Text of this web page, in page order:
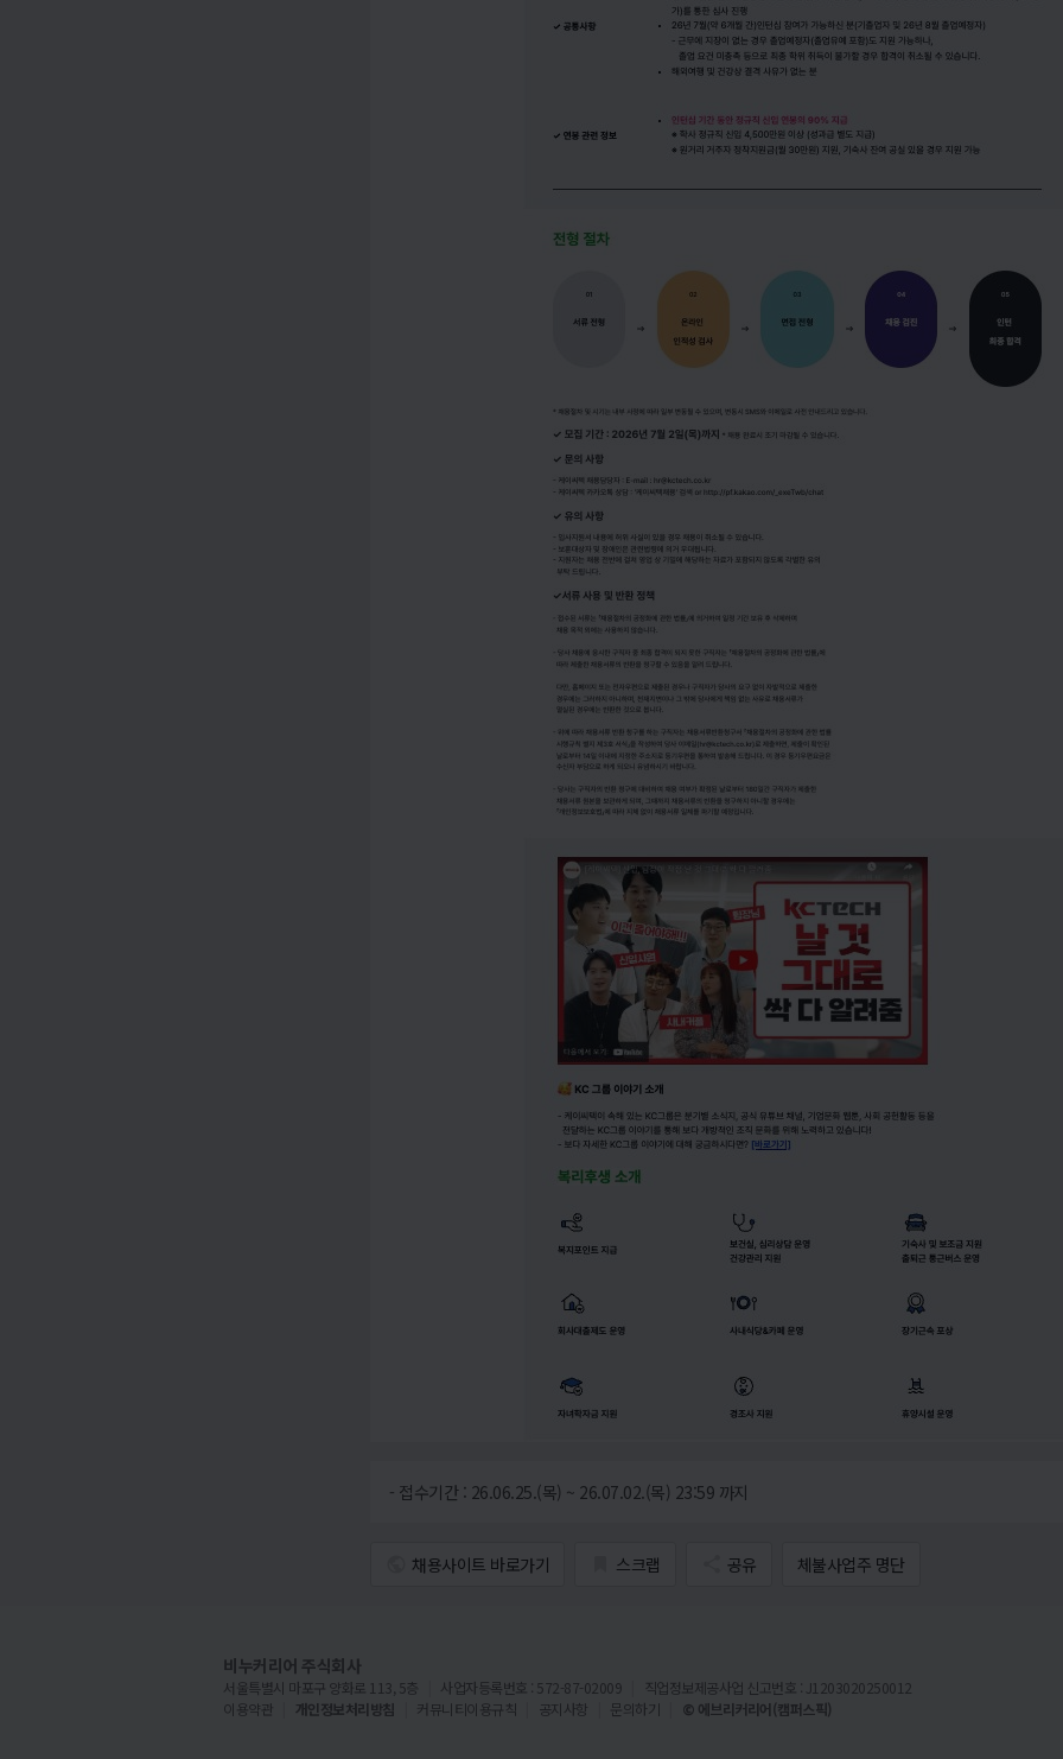
- 접수기간 : 26.06.25.(목) ~ 26.07.02.(목) 23:59 까지
채용사이트 바로가기 스크랩 공유 체불사업주 명단
비누커리어 주식회사
서울특별시 마포구 양화로 113, 5층 사업자등록번호 : 572-87-02009
직업정보제공사업 신고번호 : J1203020250012
이용약관
개인정보처리방침 커뮤니티이용규칙 공지사항 문의하기 © 에브리커리어(캠퍼스픽)